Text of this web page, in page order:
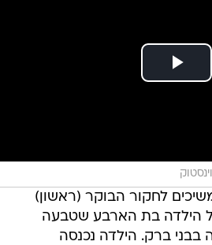
לחקור הבוקר (ראשון)
הילדה בת הארבע שטבעה
בבני ברק. הילדה נכנסה